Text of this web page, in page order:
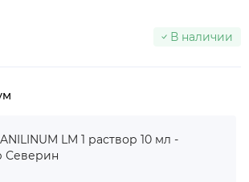
В наличии
LM 1 раствор 10 мл -
Северин